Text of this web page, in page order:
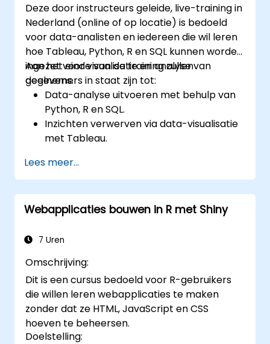
Deze door instructeurs geleide, live-training in
Nederland (online of op locatie) is bedoeld
voor data-analisten en iedereen die wil leren
hoe Tableau, Python, R en SQL kunnen worden
ingezet voor visualisatie en analyse van
gegevens.
Aan het einde van de training zullen
deelnemers in staat zijn tot:
Data-analyse uitvoeren met behulp van
Python, R en SQL.
Inzichten verwerven via data-visualisatie
met Tableau.
nemen die gunstig zijn voor
bedrijfsactiviteiten.
Lees meer...
Webapplicaties bouwen in R met Shiny
7 Uren
Omschrijving:
Dit is een cursus bedoeld voor R-gebruikers
die willen leren webapplicaties te maken
zonder dat ze HTML, JavaScript en CSS
hoeven te beheersen.
Doelstelling: